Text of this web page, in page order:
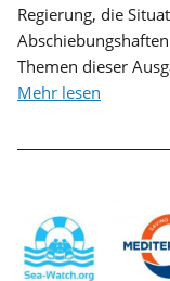
Regierung, die
Themen dieser
Mehr lesen